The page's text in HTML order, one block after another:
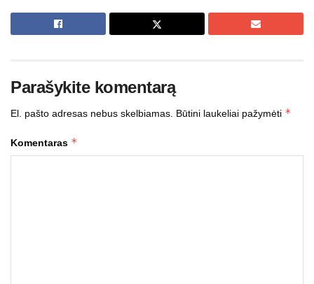
Parašykite komentarą
El. pašto adresas nebus skelbiamas. Būtini laukeliai pažymėti *
Komentaras *